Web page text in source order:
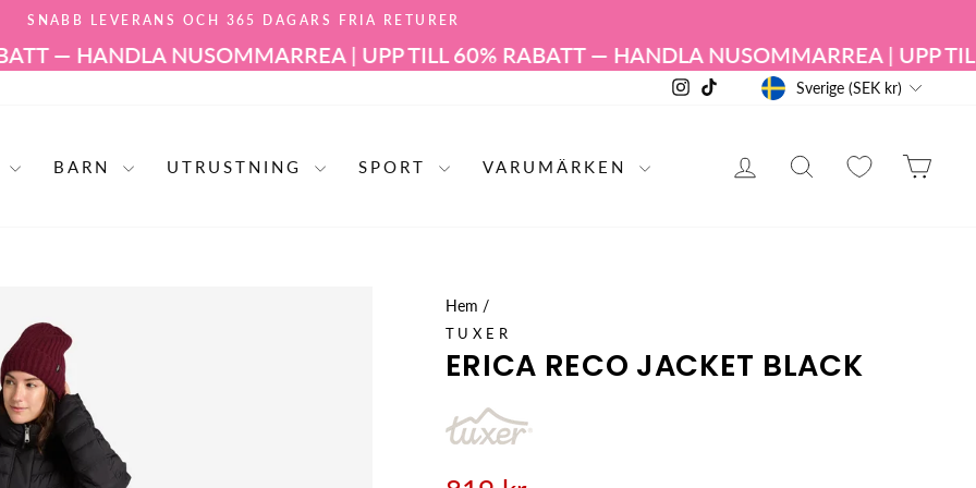
Pausa
bildspelet
SNABB LEVERANS OCH 365 DAGARS FRIA RETURER
— HANDLA NUSOMMARREA | UPP TILL 60% RABATT — HANDLA NUSOMMARREA | UPP TILL
Instagram
TikTok VALUTA
Sverige (SEK kr)
BARN UTRUSTNING SPORT VARUMÄRKEN LOGGA IN
Hem /
TUXER
ERICA RECO JACKET BLACK